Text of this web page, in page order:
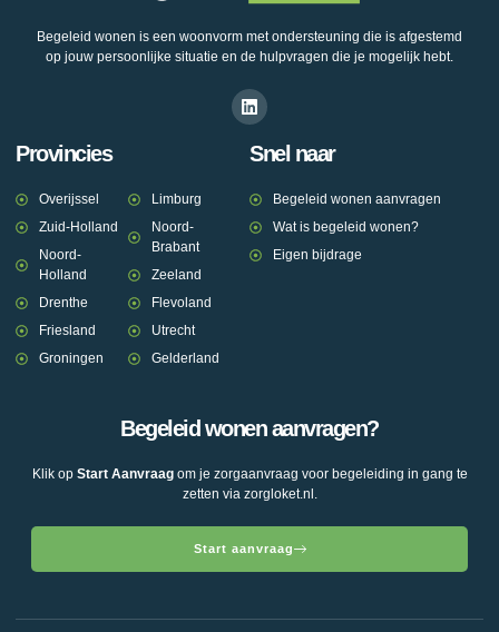
Begeleid wonen is een woonvorm met ondersteuning die is afgestemd
op jouw persoonlijke situatie en de hulpvragen die je mogelijk hebt.
Provincies
Overijssel
Zuid-Holland
Noord-
Holland
Drenthe
Friesland
Groningen
Limburg
Noord-
Brabant
Zeeland
Flevoland
Utrecht
Gelderland
Snel naar
Begeleid wonen aanvragen
Wat is begeleid wonen?
Eigen bijdrage
Begeleid wonen aanvragen?
Klik op Start Aanvraagom je zorgaanvraag voor begeleiding in gang te
zetten via zorgloket.nl.
Start aanvraag